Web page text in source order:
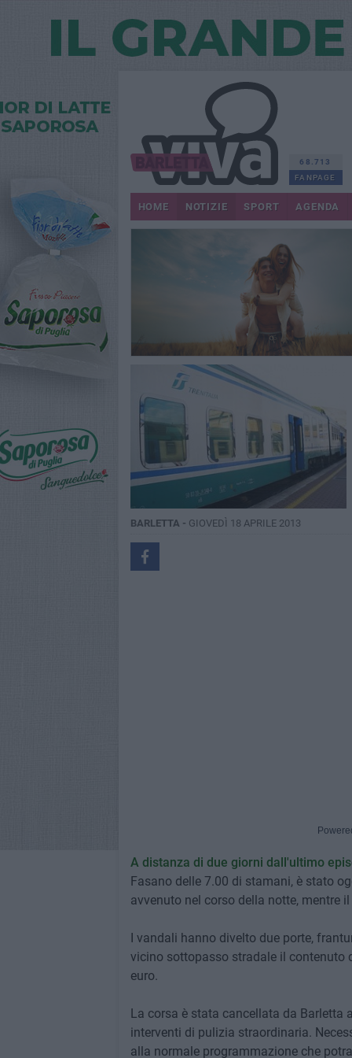
68.713
FANPAGE
HOME NOTIZIE SPORT AGENDA
BARLETTA - GIOVEDÌ 18 APRILE 2013
A distanza di due giorni dall'ultimo
Fasano delle 7.00 di stamani, è stato
avvenuto nel corso della notte, mentre
I vandali hanno divelto due porte,
vicino sottopasso stradale il contenuto
euro.
La corsa è stata cancellata da Barletta
interventi di pulizia straordinaria.
alla normale programmazione che